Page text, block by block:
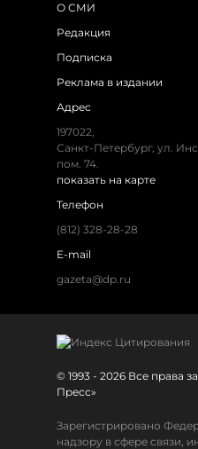
О СМИ
Редакция
Подписка
Реклама в издании
Адрес
197022,
Санкт-Петербург, ул.
пом. 74.
показать на карте
Телефон
(812) 328-28-28
E-mail
gazeta@dp.ru
© 1993 - 2026 Все права
Пресс»
Зарегистрировано
надзору в сфере связи,